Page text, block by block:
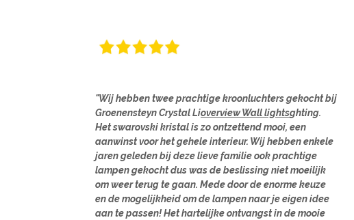
"Wij hebben twee prachtige kroonluchters gekocht bij
Groenensteyn Crystal Lioverview Wall lightsghting.
Het swarovski kristal is zo ontzettend mooi, een
aanwinst voor het gehele interieur. Wij hebben enkele
jaren geleden bij deze lieve familie ook prachtige
lampen gekocht dus was de beslissing niet moeilijk
om weer terug te gaan. Mede door de enorme keuze
en de mogelijkheid om de lampen naar je eigen idee
aan te passen! Het hartelijke ontvangst in de mooie